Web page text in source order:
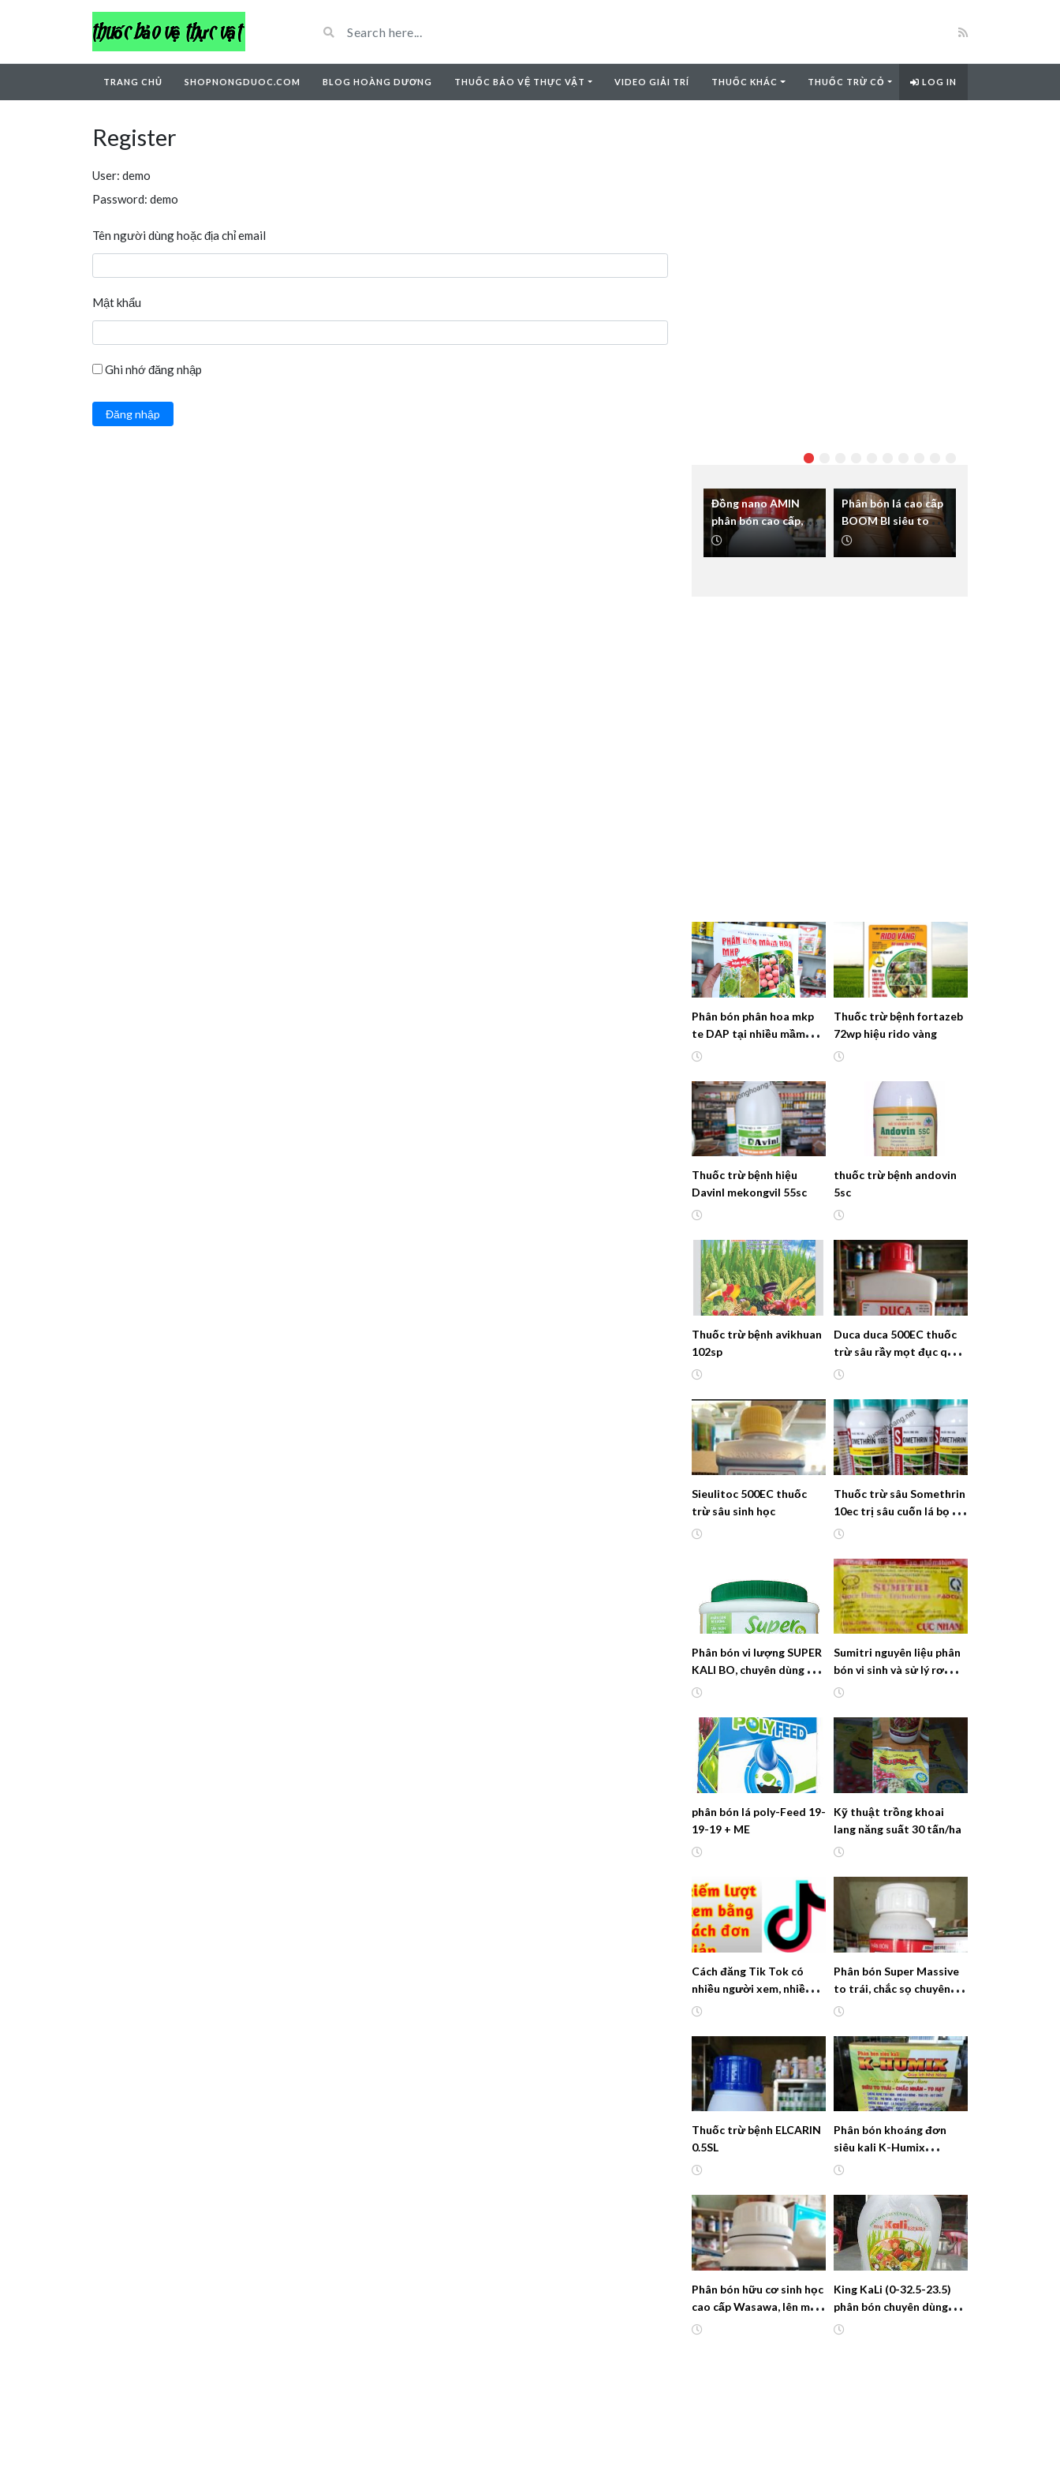
TRANG CHỦ SHOPNONGDUOC.COM BLOG HOÀNG DƯƠNG THUỐC BẢO VỆ THỰC VẬT VIDEO GIẢI TRÍ THUỐC KHÁC THUỐC TRỪ CỎ LOG IN
Register
User: demo
Password: demo
Tên người dùng hoặc địa chỉ email
Mật khẩu
Ghi nhớ đăng nhập
Đồng nano AMIN
phân bón cao cấp,
thấm cực nhanh
sạch nấm bệnh
Phân bón lá cao cấp
BOOM BI siêu to củ
chắc thịt
Phân bón phân hoa mkp
te DAP tại nhiều mầm
hoa chống nghẹt
Thuốc trừ bệnh fortazeb
72wp hiệu rido vàng
Thuốc trừ bệnh hiệu
Davinl mekongvil 55sc
thuốc trừ bệnh andovin
5sc
Thuốc trừ bệnh avikhuan
102sp
Duca duca 500EC thuốc
trừ sâu rầy mọt đục quả,
sùng hà khoai lang
Sieulitoc 500EC thuốc
trừ sâu sinh học
Thuốc trừ sâu Somethrin
10ec trị sâu cuốn lá bọ xít
lưới bọ xít điều
Phân bón vi lượng SUPER
KALI BO, chuyên dùng cho
cây lấy củ
Sumitri nguyên liệu phân
bón vi sinh và sử lý rơm rạ
thành phân ngay tại
phân bón lá poly-Feed 19-
19-19 + ME
Kỹ thuật trồng khoai
lang năng suất 30 tấn/ha
Cách đăng Tik Tok có
nhiều người xem, nhiều
lượt xem cho kênh mới
Phân bón Super Massive
to trái, chắc sọ chuyên
dùng cho cây Hồ tiêu
Thuốc trừ bệnh ELCARIN
0.5SL
Phân bón khoáng đơn
siêu kali K-Humix
(Potassium Shennong
Phân bón hữu cơ sinh học
cao cấp Wasawa, lên màu
– đẹp trái
King KaLi (0-32.5-23.5)
phân bón chuyên dùng
cao cấp